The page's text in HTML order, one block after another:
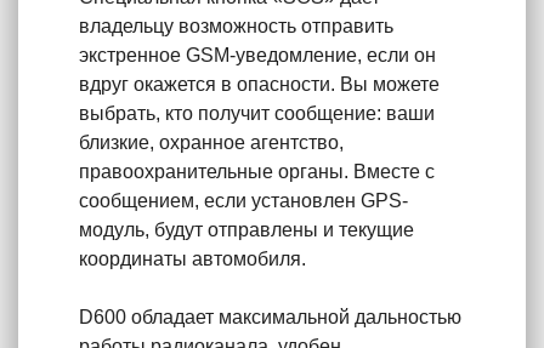
владельцу возможность отправить
экстренное GSM-уведомление, если он
вдруг окажется в опасности. Вы можете
выбрать, кто получит сообщение: ваши
близкие, охранное агентство,
правоохранительные органы. Вместе с
сообщением, если установлен GPS-
модуль, будут отправлены и текущие
координаты автомобиля.
D600 обладает максимальной дальностью